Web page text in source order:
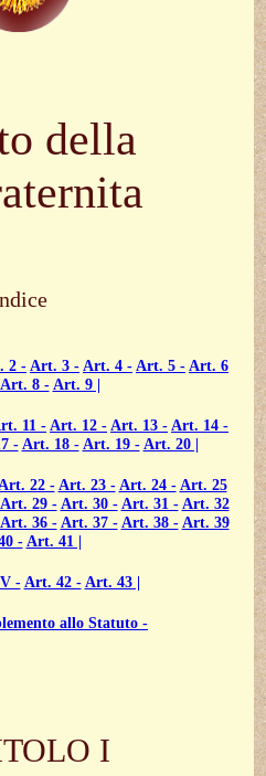
della
2 - Art. 3 - Art. 4 - Art. 5 - Art. 6
Art. 8 - Art. 9 |
11 - Art. 12 - Art. 13 - Art. 14 -
- Art. 18 - Art. 19 - Art. 20 |
Art. 22 - Art. 23 - Art. 24 - Art. 25
Art. 29 - Art. 30 - Art. 31 - Art. 32
Art. 36 - Art. 37 - Art. 38 - Art. 39
- Art. 41 |
- Art. 42 - Art. 43 |
allo Statuto -
I